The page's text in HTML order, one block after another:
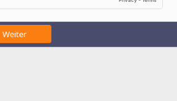
Weiter